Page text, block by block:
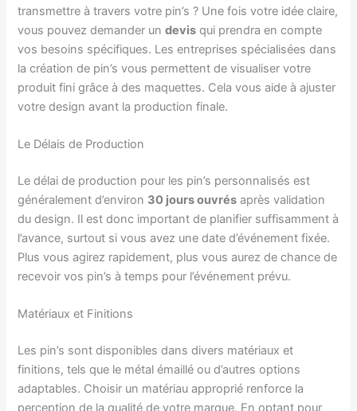
transmettre à travers votre pin’s ? Une fois votre idée claire,
vous pouvez demander undevis qui prendra en compte
vos besoins spécifiques. Les entreprises spécialisées dans
la création de pin’s vous permettent de visualiser votre
produit fini grâce à des maquettes. Cela vous aide à ajuster
votre design avant la production finale.
Le Délais de Production
Le délai de production pour les pin’s personnalisés est
généralement d’environ 30 jours ouvrés après validation
du design. Il est donc important de planifier suffisamment à
l’avance, surtout si vous avez une date d’événement fixée.
Plus vous agirez rapidement, plus vous aurez de chance de
recevoir vos pin’s à temps pour l’événement prévu.
Matériaux et Finitions
Les pin’s sont disponibles dans divers matériaux et
finitions, tels que le métal émaillé ou d’autres options
adaptables. Choisir un matériau approprié renforce la
perception de la qualité de votre marque. En optant pour